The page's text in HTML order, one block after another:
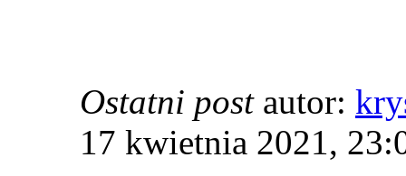
Ostatni post autor:
17 kwietnia 2021,